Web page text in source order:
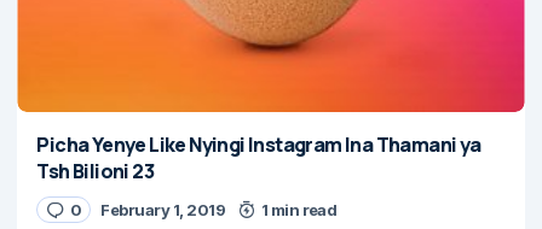
Picha Yenye Like Nyingi Instagram Ina Thamani ya
Tsh Bilioni 23
0 February 1, 2019 1 min read